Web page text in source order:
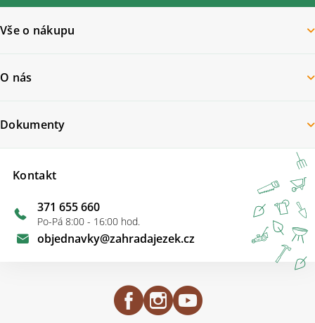
Vše o nákupu
O nás
Kontakt
objednavky@zahradajezek.cz
371 655 660
Po-Pá 8:00 - 16:00 hod.
Dokumenty